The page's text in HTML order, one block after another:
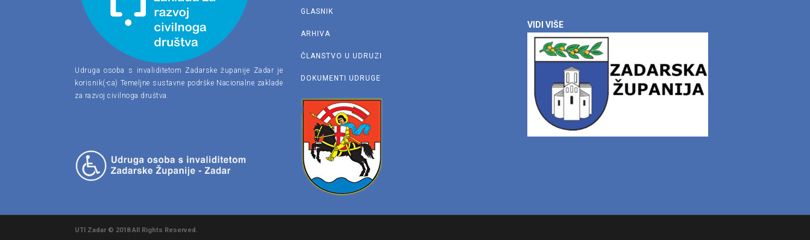
Udruga osoba s invaliditetom Zadarske županije Zadar je
korisnik(-ca) Temeljne sustavne podrške Nacionalne zaklade
za razvoj civilnoga društva.
GLASNIK
ARHIVA
ČLANSTVO U UDRUZI
DOKUMENTI UDRUGE
VIDI VIŠE
UTI Zadar © 2018 All Rights Reserved.